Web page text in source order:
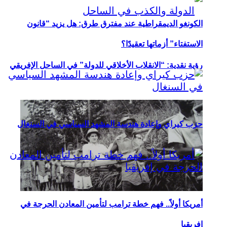
رؤية نقدية: “الانقلاب الأخلاقي للدولة” في الساحل الإفريقي
الكونغو الديمقراطية عند مفترق طرق: هل يزيد “قانون
الاستفتاء” أزماتها تعقيدًا؟
حزب كيراي وإعادة هندسة المشهد السياسي في السنغال
أمريكا أولاً.. فهم خطة ترامب لتأمين المعادن الحرجة في
إفريقيا